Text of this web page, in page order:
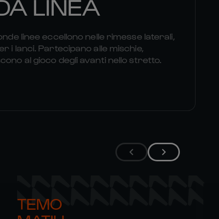
linee eccellono nelle rimesse laterali,
i lanci. Partecipano alle mischie,
al gioco degli avanti nello stretto.
TEMO